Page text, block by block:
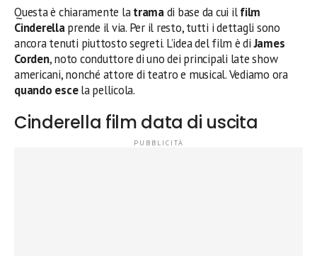
Questa è chiaramente latramadi base da cui ilfilm
Cinderellaprende il via. Per il resto, tutti i dettagli sono
ancora tenuti piuttosto segreti. L’idea del film è diJames
Corden, noto conduttore di uno dei principali late show
americani, nonché attore di teatro e musical. Vediamo ora
quando escela pellicola.
Cinderella film data di uscita